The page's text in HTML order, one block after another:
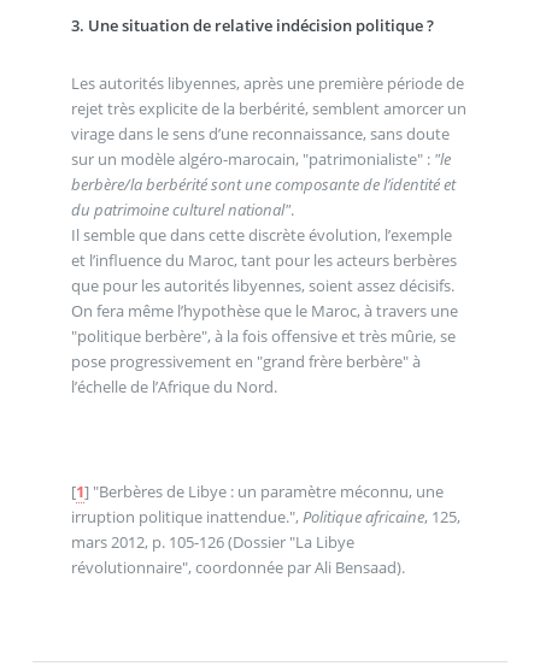
3. Une situation de relative indécision politique ?
Les autorités libyennes, après une première période de
rejet très explicite de la berbérité, semblent amorcer un
virage dans le sens d’une reconnaissance, sans doute
sur un modèle algéro-marocain, "patrimonialiste" : "le
berbère/la berbérité sont une composante de l’identité et
du patrimoine culturel national".
Il semble que dans cette discrète évolution, l’exemple
et l’influence du Maroc, tant pour les acteurs berbères
que pour les autorités libyennes, soient assez décisifs.
On fera même l’hypothèse que le Maroc, à travers une
"politique berbère", à la fois offensive et très mûrie, se
pose progressivement en "grand frère berbère" à
l’échelle de l’Afrique du Nord.
[1] "Berbères de Libye : un paramètre méconnu, une
irruption politique inattendue.", Politique africaine, 125,
mars 2012, p. 105-126 (Dossier "La Libye
révolutionnaire", coordonnée par Ali Bensaad).